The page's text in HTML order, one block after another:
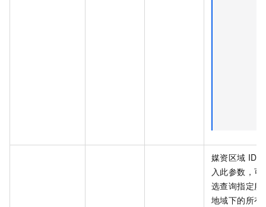
媒资区域 ID
入此参数，可
选查询指定服
地域下的所有